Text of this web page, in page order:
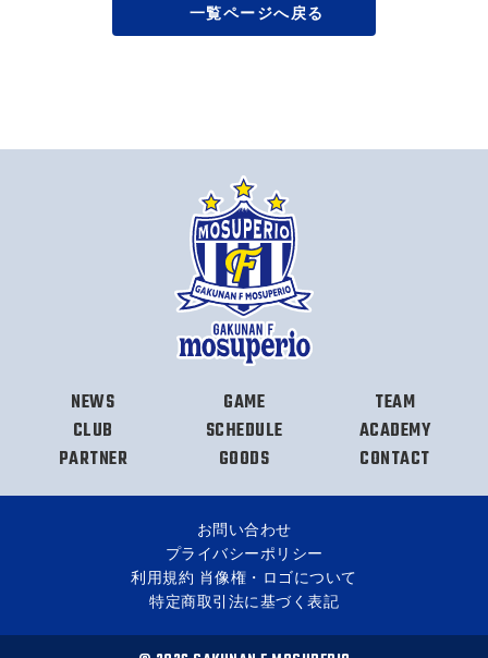
一覧ページへ戻る
NEWS GAME
TEAM
CLUB
SCHEDULE
ACADEMY
PARTNER
GOODS CONTACT
お問い合わせ
プライバシーポリシー
利用規約 肖像権・ロゴについて
特定商取引法に基づく表記